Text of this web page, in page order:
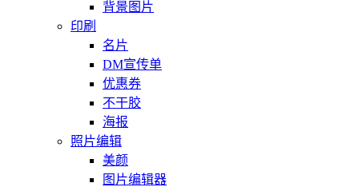
背景图片
印刷
名片
DM宣传单
优惠券
不干胶
海报
照片编辑
美颜
图片编辑器